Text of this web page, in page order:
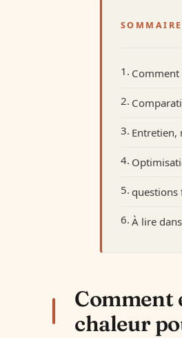
SOMMAIRE
Comment
Entretien,
questions
À lire
Comment
chaleur